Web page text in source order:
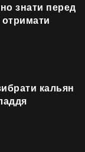
знати перед
кальян